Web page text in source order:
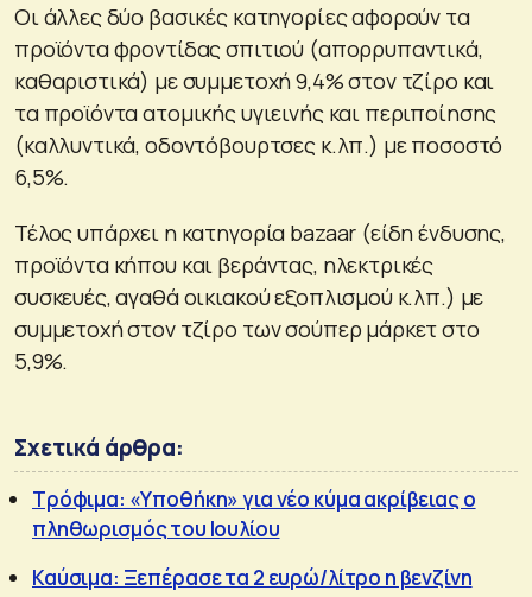
Οι άλλες δύο βασικές κατηγορίες αφορούν τα
προϊόντα φροντίδας σπιτιού (απορρυπαντικά,
καθαριστικά) με συμμετοχή 9,4% στον τζίρο και
τα προϊόντα ατομικής υγιεινής και περιποίησης
(καλλυντικά, οδοντόβουρτσες κ.λπ.) με ποσοστό
6,5%.
Τέλος υπάρχει η κατηγορία bazaar (είδη ένδυσης,
προϊόντα κήπου και βεράντας, ηλεκτρικές
συσκευές, αγαθά οικιακού εξοπλισμού κ.λπ.) με
συμμετοχή στον τζίρο των σούπερ μάρκετ στο
5,9%.
Σχετικά άρθρα:
Τρόφιμα: «Υποθήκη» για νέο κύμα ακρίβειας ο
πληθωρισμός του Ιουλίου
Καύσιμα: Ξεπέρασε τα 2 ευρώ/λίτρο η βενζίνη